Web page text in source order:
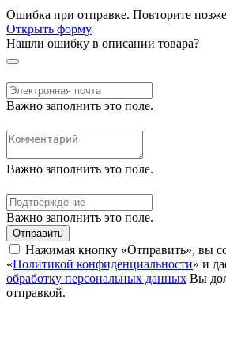
Ошибка при отправке. Повторите
Открыть форму
Нашли ошибку в описании товара?
Важно заполнить это поле.
Важно заполнить это поле.
Важно заполнить это поле.
Отправить
Нажимая кнопку «Отправить», вы
«Политикой конфиденциальности» и
обработку персональных данных Вы
отправкой.